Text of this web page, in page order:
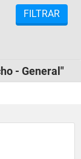
FILTRAR
- General"